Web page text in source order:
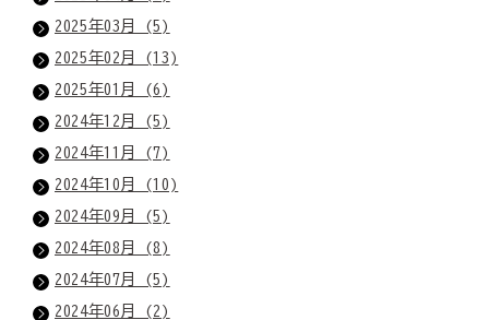
2025年03月 (5)
2025年02月 (13)
2025年01月 (6)
2024年12月 (5)
2024年11月 (7)
2024年10月 (10)
2024年09月 (5)
2024年08月 (8)
2024年07月 (5)
2024年06月 (2)